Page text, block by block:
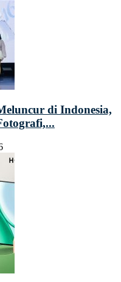
di Indonesia,